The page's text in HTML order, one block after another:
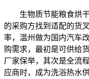
生物质节能粮食烘干
的采购方找到适配的货
率，温州做为国内汽车
购需求，最初是可供给
厂家保举，其次是全流
应商时，成为洗浴热水